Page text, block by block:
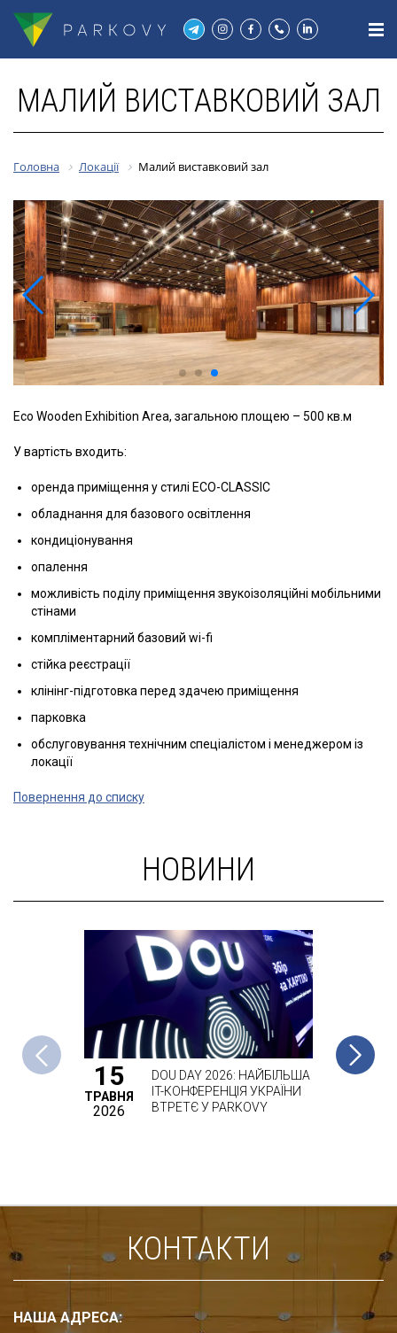
МАЛИЙ ВИСТАВКОВИЙ ЗАЛ
Головна Локації Малий виставковий зал
Eco Wooden Exhibition Area, загальною площею – 500 кв.м
У вартість входить:
оренда приміщення у стилі ECO-CLASSIC
обладнання для базового освітлення
кондиціонування
опалення
можливість поділу приміщення звукоізоляційні мобільними
стінами
компліментарний базовий wi-fi
стійка реєстрації
клінінг-підготовка перед здачею приміщення
парковка
обслуговування технічним спеціалістом і менеджером із
локації
Повернення до списку
НОВИНИ
15
ТРАВНЯ
2026
DOU DAY 2026: НАЙБІЛЬША
IT-КОНФЕРЕНЦІЯ УКРАЇНИ
ВТРЕТЄ У PARKOVY
21
КОНТАКТИ
НАША АДРЕСА: